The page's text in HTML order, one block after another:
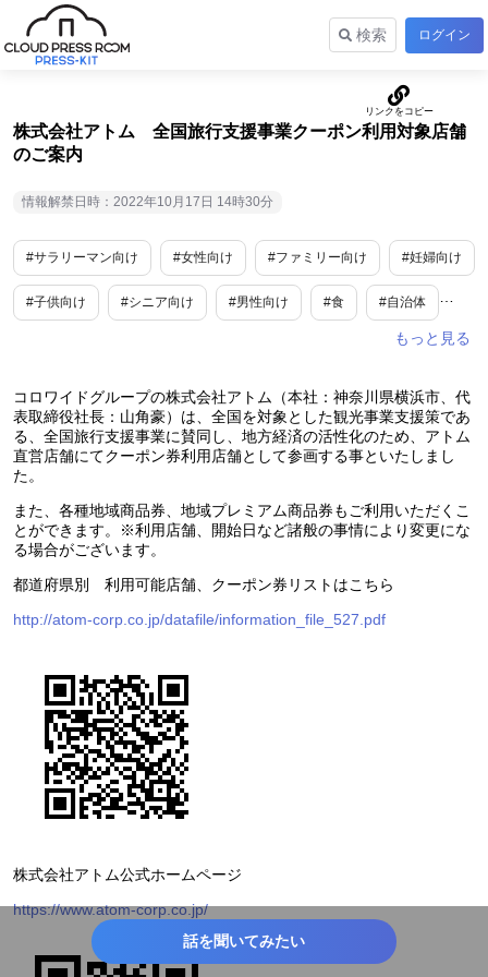
検索 ログイン
株式会社アトム 全国旅行支援事業クーポン利用対象店舗
のご案内
情報解禁日時：2022年10月17日 14時30分
#サラリーマン向け #女性向け #ファミリー向け #妊婦向け
#子供向け #シニア向け #男性向け #食 #自治体
コロワイドグループの株式会社アトム（本社：神奈川県横浜市、代
表取締役社長：山角豪）は、全国を対象とした観光事業支援策であ
る、全国旅行支援事業に賛同し、地方経済の活性化のため、アトム
直営店舗にてクーポン券利用店舗として参画する事といたしまし
た。
また、各種地域商品券、地域プレミアム商品券もご利用いただくこ
とができます。※利用店舗、開始日など諸般の事情により変更にな
る場合がございます。
都道府県別 利用可能店舗、クーポン券リストはこちら
http://atom-corp.co.jp/datafile/information_file_527.pdf
株式会社アトム公式ホームページ
https://www.atom-corp.co.jp/
話を聞いてみたい